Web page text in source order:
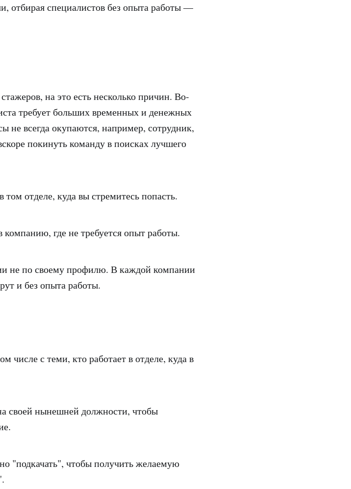
отбирая специалистов без опыта работы —
на это есть несколько причин. Во-
требует больших временных и денежных
не всегда окупаются, например, сотрудник,
покинуть команду в поисках лучшего
отделе, куда вы стремитесь попасть.
где не требуется опыт работы.
не по своему профилю. В каждой компании
и без опыта работы.
числе с теми, кто работает в отделе, куда в
своей нынешней должности, чтобы
"подкачать", чтобы получить желаемую